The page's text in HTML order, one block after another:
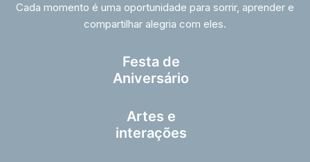
Cada momento é uma oportunidade para sorrir, aprender e
compartilhar alegria com eles.
Festa de
Aniversário
Artes e
interações